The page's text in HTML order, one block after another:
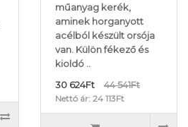
műanyag kerék,
aminek horganyott
acélból készült orsója
van. Külön fékező és
kioldó ..
30 624Ft
44 541Ft
Nettó ár: 24 113Ft